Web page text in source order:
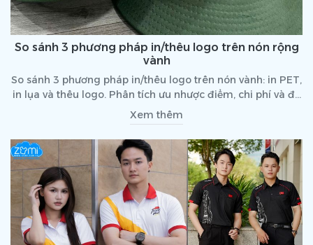
So sánh 3 phương pháp in/thêu logo trên nón rộng
vành
So sánh 3 phương pháp in/thêu logo trên nón vành: in PET,
in lụa và thêu logo. Phân tích ưu nhược điểm, chi phí và độ
bền để doanh nghiệp chọn giải pháp phù hợp.
Xem thêm